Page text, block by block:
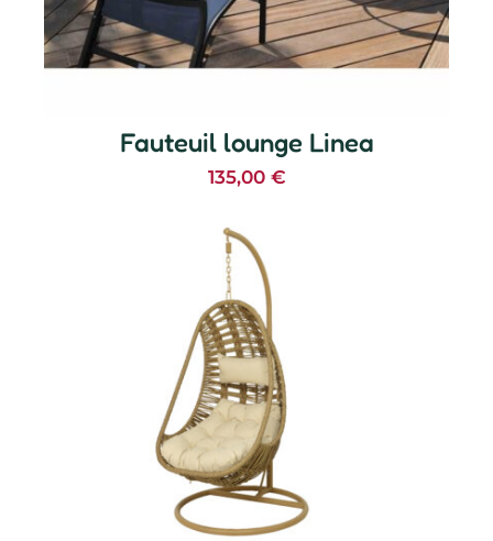
Fauteuil lounge Linea
135,00 €